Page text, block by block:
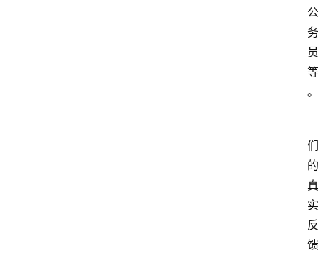
公
务
员
等
。
们
的
真
实
反
馈